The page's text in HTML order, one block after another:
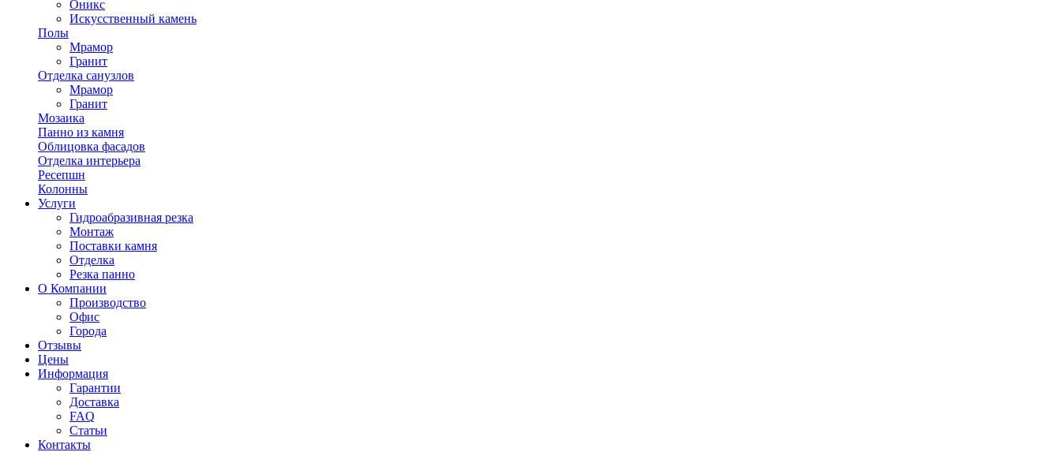
Оникс
Искусственный камень
Полы
Мрамор
Гранит
Отделка санузлов
Мрамор
Гранит
Мозаика
Панно из камня
Облицовка фасадов
Отделка интерьера
Ресепшн
Колонны
Услуги
Гидроабразивная резка
Монтаж
Поставки камня
Отделка
Резка панно
О Компании
Производство
Офис
Города
Отзывы
Цены
Информация
Гарантии
Доставка
FAQ
Статьи
Контакты